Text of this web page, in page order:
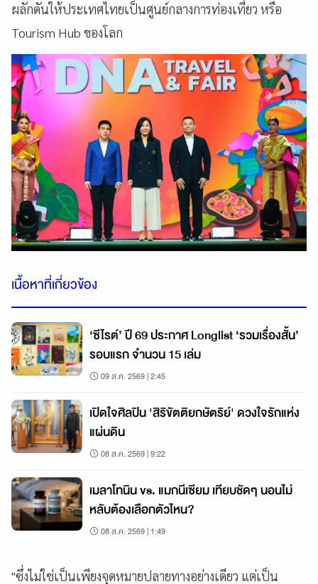
ผลักดันให้ประเทศไทยเป็นศูนย์กลางการท่องเที่ยว หรือ
Tourism Hub ของโลก
เนื้อหาที่เกี่ยวข้อง
‘ซีไรต์’ ปี 69 ประกาศ Longlist ‘รวมเรื่องสั้น’
รอบแรก จำนวน 15 เล่ม
09 ส.ค. 2569 | 2:45
เปิดใจศิลปิน 'สิริขัตติยกษัตริย์' ดวงใจรักแห่ง
แผ่นดิน
08 ส.ค. 2569 | 9:22
เมลาโทนิน vs. แมกนีเซียม เทียบชัดๆ นอนไม่
หลับต้องเลือกตัวไหน?
08 ส.ค. 2569 | 1:49
"ซึ่งไม่ใช่เป็นเพียงจุดหมายปลายทางอย่างเดียว แต่เป็น